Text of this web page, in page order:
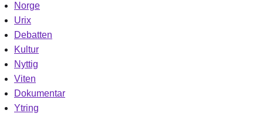
Norge
Urix
Debatten
Kultur
Nyttig
Viten
Dokumentar
Ytring